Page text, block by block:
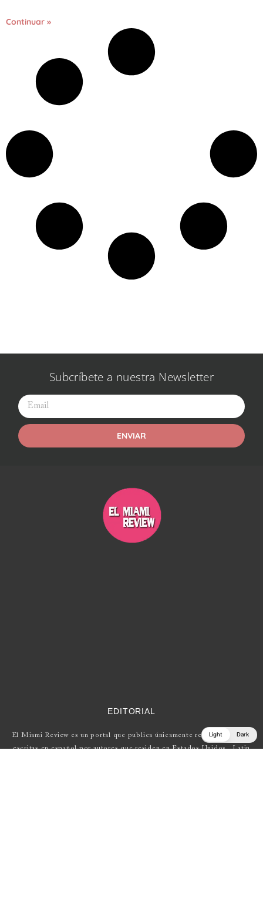
Continuar »
Subcríbete a nuestra Newsletter
ENVIAR
EDITORIAL
El Miami Review es un portal que publica únicamente reseñas de obras
escritas en español por autores que residen en Estados Unidos , Latin
Light Dark